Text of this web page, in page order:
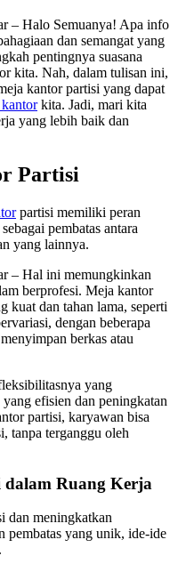
– Halo Semuanya! Apa info
dan semangat yang
pentingnya suasana
kita. Nah, dalam tulisan ini,
kantor partisi yang dapat
kita. Jadi, mari kita
yang lebih baik dan
Partisi
partisi memiliki peran
pembatas antara
yang lainnya.
– Hal ini memungkinkan
berprofesi. Meja kantor
kuat dan tahan lama, seperti
dengan beberapa
berkas atau
yang
efisien dan peningkatan
partisi, karyawan bisa
tanpa terganggu oleh
Ruang Kerja
dan meningkatkan
pembatas yang unik, ide-ide